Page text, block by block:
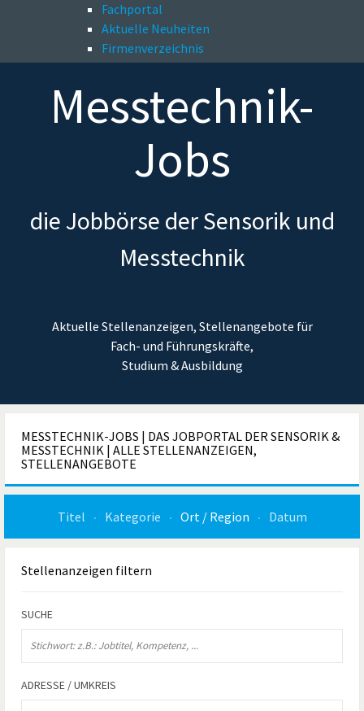
Fachportal
Aktuelle Neuheiten
Firmenverzeichnis
Messtechnik-
Jobs
die Jobbörse der Sensorik und
Messtechnik
Aktuelle Stellenanzeigen, Stellenangebote für
Fach- und Führungskräfte,
Studium & Ausbildung
MESSTECHNIK-JOBS | DAS JOBPORTAL DER SENSORIK &
MESSTECHNIK | ALLE STELLENANZEIGEN,
STELLENANGEBOTE
Titel Kategorie Ort / Region Datum
Stellenanzeigen filtern
SUCHE
ADRESSE / UMKREIS